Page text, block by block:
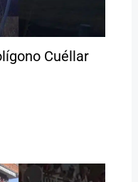
Cuéllar